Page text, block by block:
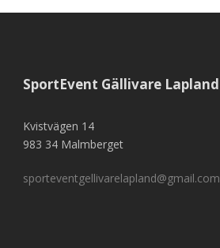
SportEvent Gällivare Lapland
Kvistvägen 14
983 34 Malmberget
sporteventgellivarelapland@gmail.com